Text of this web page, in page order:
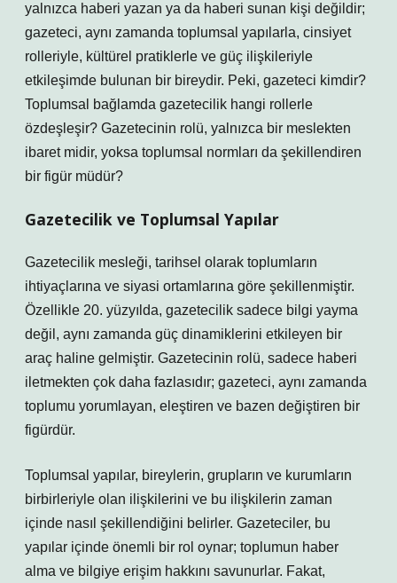
yalnızca haberi yazan ya da haberi sunan kişi değildir;
gazeteci, aynı zamanda toplumsal yapılarla, cinsiyet
rolleriyle, kültürel pratiklerle ve güç ilişkileriyle
etkileşimde bulunan bir bireydir. Peki, gazeteci kimdir?
Toplumsal bağlamda gazetecilik hangi rollerle
özdeşleşir? Gazetecinin rolü, yalnızca bir meslekten
ibaret midir, yoksa toplumsal normları da şekillendiren
bir figür müdür?
Gazetecilik ve Toplumsal Yapılar
Gazetecilik mesleği, tarihsel olarak toplumların
ihtiyaçlarına ve siyasi ortamlarına göre şekillenmiştir.
Özellikle 20. yüzyılda, gazetecilik sadece bilgi yayma
değil, aynı zamanda güç dinamiklerini etkileyen bir
araç haline gelmiştir. Gazetecinin rolü, sadece haberi
iletmekten çok daha fazlasıdır; gazeteci, aynı zamanda
toplumu yorumlayan, eleştiren ve bazen değiştiren bir
figürdür.
Toplumsal yapılar, bireylerin, grupların ve kurumların
birbirleriyle olan ilişkilerini ve bu ilişkilerin zaman
içinde nasıl şekillendiğini belirler. Gazeteciler, bu
yapılar içinde önemli bir rol oynar; toplumun haber
alma ve bilgiye erişim hakkını savunurlar. Fakat,